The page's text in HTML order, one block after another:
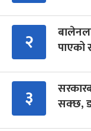
२
पाएको
३
सक्छ,